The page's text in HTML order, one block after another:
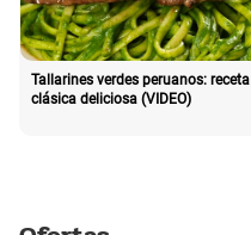
Tallarines verdes peruanos: receta
clásica deliciosa (VIDEO)